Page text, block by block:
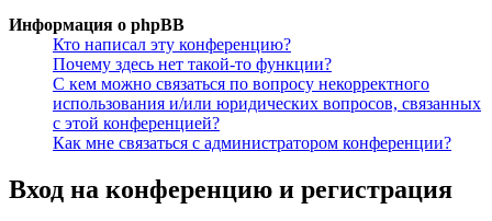
Информация о phpBB
Кто написал эту конференцию?
Почему здесь нет такой-то функции?
С кем можно связаться по вопросу некорректного
использования и/или юридических вопросов, связанных
с этой конференцией?
Как мне связаться с администратором конференции?
Вход на конференцию и регистрация